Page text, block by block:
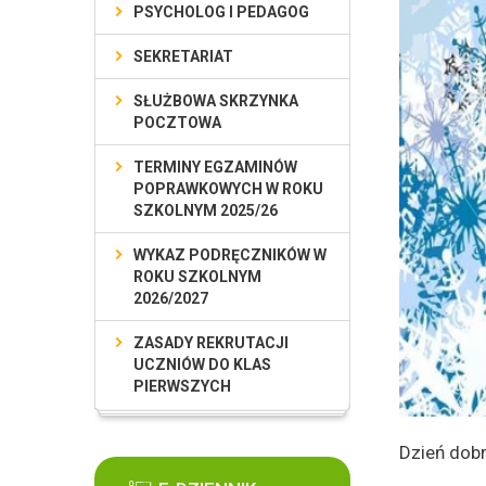
Dzień
PSYCHOLOG I PEDAGOG
SEKRETARIAT
SŁUŻBOWA SKRZYNKA
POCZTOWA
TERMINY EGZAMINÓW
POPRAWKOWYCH W ROKU
SZKOLNYM 2025/26
WYKAZ PODRĘCZNIKÓW W
ROKU SZKOLNYM
2026/2027
ZASADY REKRUTACJI
UCZNIÓW DO KLAS
PIERWSZYCH